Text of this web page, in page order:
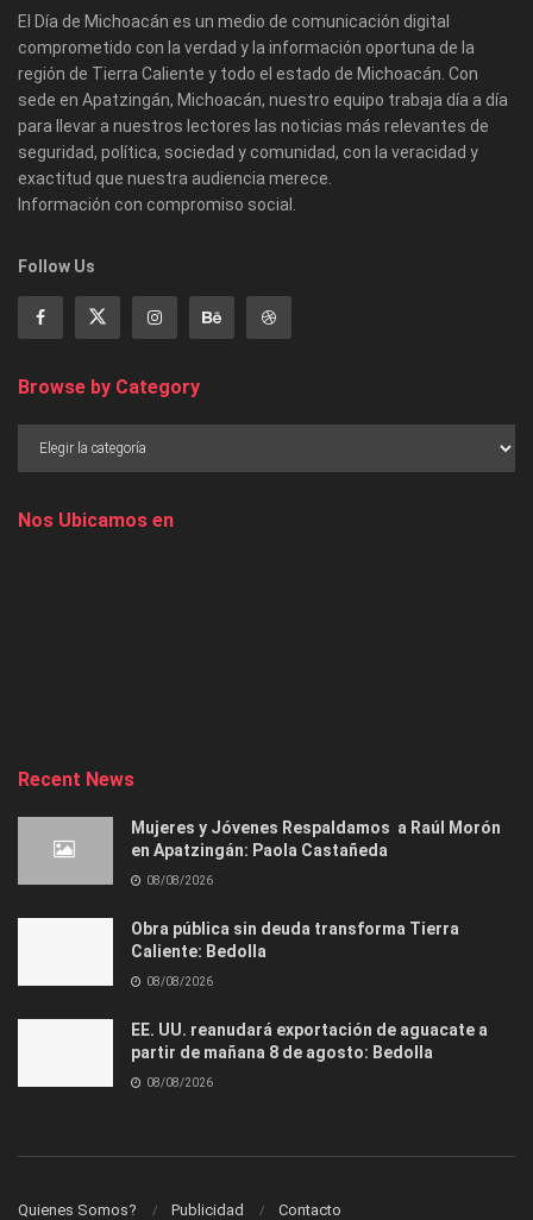
El Día de Michoacán es un medio de comunicación digital
comprometido con la verdad y la información oportuna de la
región de Tierra Caliente y todo el estado de Michoacán. Con
sede en Apatzingán, Michoacán, nuestro equipo trabaja día a día
para llevar a nuestros lectores las noticias más relevantes de
seguridad, política, sociedad y comunidad, con la veracidad y
exactitud que nuestra audiencia merece.
Información con compromiso social.
Follow Us
Browse by Category
Nos Ubicamos en
Recent News
Mujeres y Jóvenes Respaldamos a Raúl Morón
en Apatzingán: Paola Castañeda
08/08/2026
Obra pública sin deuda transforma Tierra
Caliente: Bedolla
08/08/2026
EE. UU. reanudará exportación de aguacate a
partir de mañana 8 de agosto: Bedolla
08/08/2026
Quienes Somos? Publicidad Contacto